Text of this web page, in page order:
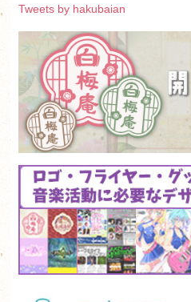
Tweets by hakubaian